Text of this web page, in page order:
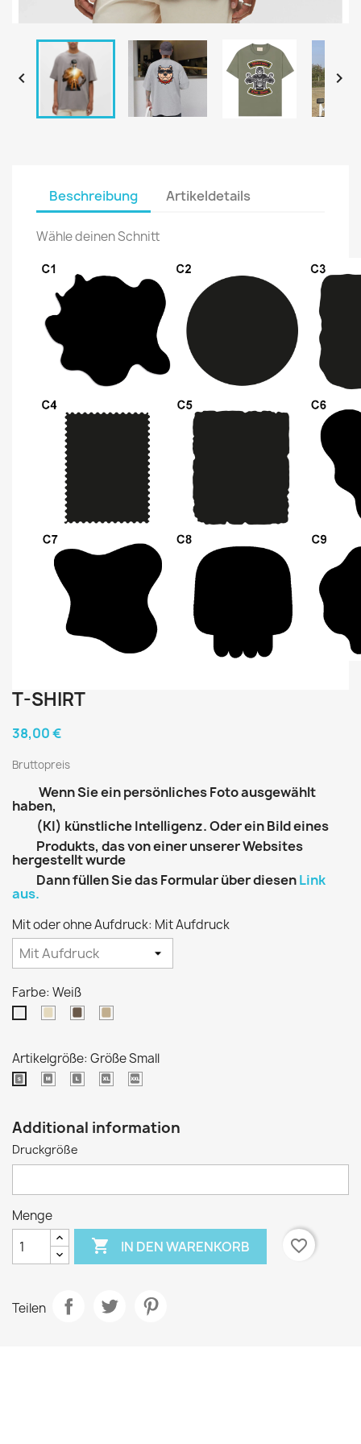
 
Beschreibung Artikeldetails
Wähle deinen Schnitt
T-SHIRT
38,00 €
Bruttopreis
Wenn Sie ein persönliches Foto ausgewählt
haben,
(KI) künstliche Intelligenz. Oder ein Bild eines
Produkts, das von einer unserer Websites
hergestellt wurde
Dann füllen Sie das Formular über diesenLink
aus.
Mit oder ohne Aufdruck: Mit Aufdruck
Farbe: Weiß
Weiß Eierschale
Dunkles
Artikelgröße: Größe Small
Größe
Größe Größe Extra
Größe
Additional information
Druckgröße
Menge
 IN DEN WARENKORB favorite_border
Teilen